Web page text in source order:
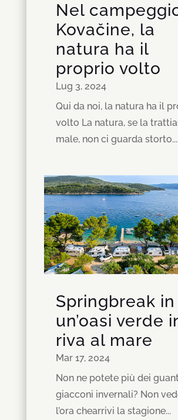
Nel
Kovačine, la
natura ha il
proprio volto
Lug 3, 2024
Qui da noi, la natura ha il
volto La natura, se la
male, non ci guarda
Springbreak in
un’oasi verde
riva al mare
Mar 17, 2024
Non ne potete più dei
giacconi invernali? Non
l’ora chearrivi la stagione...